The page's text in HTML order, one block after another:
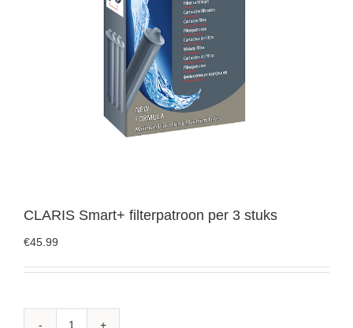
CLARIS Smart+ filterpatroon per 3 stuks
€45.99